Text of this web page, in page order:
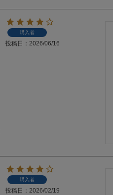
購入者
投稿日 2026/06/16
購入者
投稿日 2026/02/19